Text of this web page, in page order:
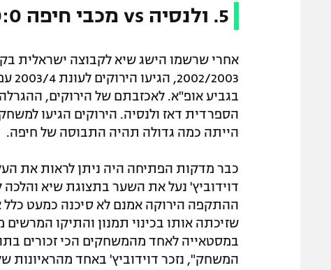
5. ולנסיה vs מכבי חיפה 0:0
אחרי שרשמו הישג שיא לקבוצה ישראלית
בגביע אופ"א. לאכזבתם של הירוקים,
הספרדית דאז ולנסיה. הירוקים הגיעו
הייתה כמה גדולה תהיה התבוסה של חיפה.
כבר מדקות הפתיחה היה ניתן לראות את
דוידוביץ' נעל את השער בתצוגת שיא
ההתקפה הירוקה אמנם לא סיכנה כמעט
שזיכתה אותו בכינוי תמנון והתיקו
במסטאייה לאחד מהמשחקים הכי זכורים
המשחק", נזכר דוידוביץ' באחד מהראיונות